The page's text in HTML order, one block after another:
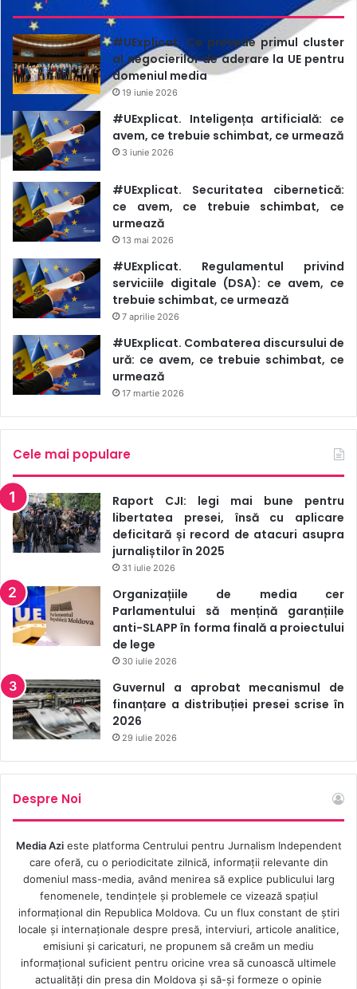
#UExplicat. Ce prevede primul cluster
al negocierilor de aderare la UE pentru
domeniul media
19 iunie 2026
#UExplicat. Inteligența artificială: ce
avem, ce trebuie schimbat, ce urmează
3 iunie 2026
#UExplicat. Securitatea cibernetică:
ce avem, ce trebuie schimbat, ce
urmează
13 mai 2026
#UExplicat. Regulamentul privind
serviciile digitale (DSA): ce avem, ce
trebuie schimbat, ce urmează
7 aprilie 2026
#UExplicat. Combaterea discursului de
ură: ce avem, ce trebuie schimbat, ce
urmează
17 martie 2026
Cele mai populare
Raport CJI: legi mai bune pentru
libertatea presei, însă cu aplicare
deficitară și record de atacuri asupra
jurnaliștilor în 2025
31 iulie 2026
Organizațiile de media cer
Parlamentului să mențină garanțiile
anti-SLAPP în forma finală a proiectului
de lege
30 iulie 2026
Guvernul a aprobat mecanismul de
finanțare a distribuției presei scrise în
2026
29 iulie 2026
Despre Noi
Media Azieste platforma Centrului pentru Jurnalism Independent
care oferă, cu o periodicitate zilnică, informații relevante din
domeniul mass-media, având menirea să explice publicului larg
fenomenele, tendințele și problemele ce vizează spațiul
informațional din Republica Moldova. Cu un flux constant de ştiri
locale şi internaţionale despre presă, interviuri, articole analitice,
emisiuni și caricaturi, ne propunem să creăm un mediu
informaţional suficient pentru oricine vrea să cunoască ultimele
actualităţi din presa din Moldova şi să-şi formeze o opinie